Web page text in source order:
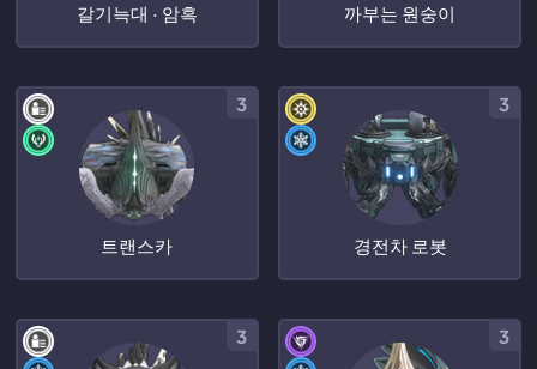
갈기늑대 · 암흑 까부는 원숭이
트랜스카
3
경전차 로봇
3
3 3